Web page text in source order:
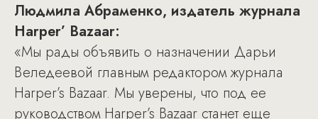
Людмила Абраменко, издатель журнала
Harper’ Bazaar:
«Мы рады объявить о назначении Дарьи
Веледеевой главным редактором журнала
Harper’s Bazaar. Мы уверены, что под ее
руководством Harper’s Bazaar станет еще